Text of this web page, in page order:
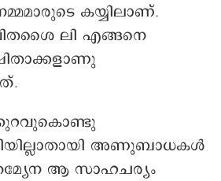
കയ്യിലാണ്.
ലി എങ്ങനെ
അണുബാധകൾ
ആ സാഹചര്യം